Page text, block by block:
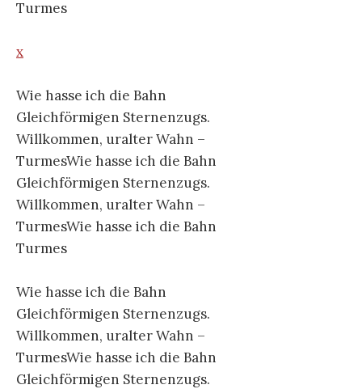
Turmes
x
Wie hasse ich die Bahn
Gleichförmigen Sternenzugs.
Willkommen, uralter Wahn –
TurmesWie hasse ich die Bahn
Gleichförmigen Sternenzugs.
Willkommen, uralter Wahn –
TurmesWie hasse ich die Bahn
Turmes
Wie hasse ich die Bahn
Gleichförmigen Sternenzugs.
Willkommen, uralter Wahn –
TurmesWie hasse ich die Bahn
Gleichförmigen Sternenzugs.